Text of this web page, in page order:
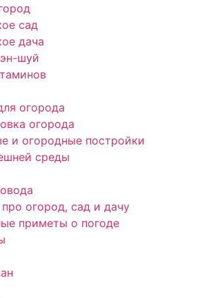
сад
дача
шуй
огорода
огорода
и огородные постройки
среды
огород, сад и дачу
приметы о погоде